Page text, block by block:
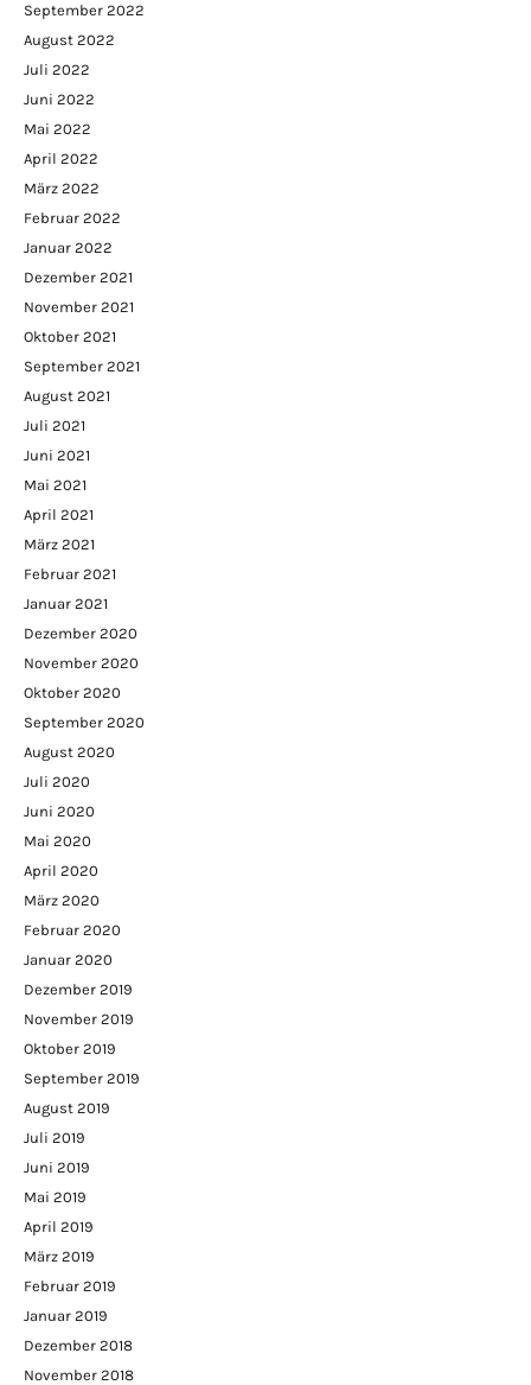
September 2022
August 2022
Juli 2022
Juni 2022
Mai 2022
April 2022
März 2022
Februar 2022
Januar 2022
Dezember 2021
November 2021
Oktober 2021
September 2021
August 2021
Juli 2021
Juni 2021
Mai 2021
April 2021
März 2021
Februar 2021
Januar 2021
Dezember 2020
November 2020
Oktober 2020
September 2020
August 2020
Juli 2020
Juni 2020
Mai 2020
April 2020
März 2020
Februar 2020
Januar 2020
Dezember 2019
November 2019
Oktober 2019
September 2019
August 2019
Juli 2019
Juni 2019
Mai 2019
April 2019
März 2019
Februar 2019
Januar 2019
Dezember 2018
November 2018